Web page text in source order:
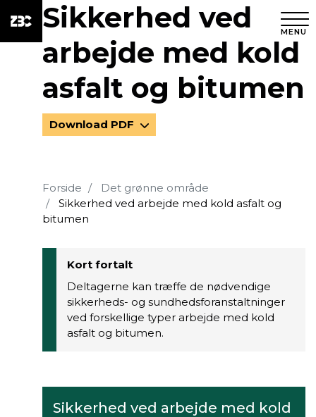
MENU
Sikkerhed ved
arbejde med kold
asfalt og bitumen
Download PDF
Forside
Det grønne område
Sikkerhed ved arbejde med kold asfalt og
bitumen
Kort fortalt
Deltagerne kan træffe de nødvendige
sikkerheds- og sundhedsforanstaltninger
ved forskellige typer arbejde med kold
asfalt og bitumen.
Sikkerhed ved arbejde med kold